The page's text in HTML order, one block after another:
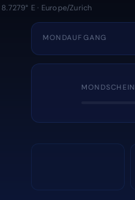
E · Europe/Zurich
MONDAUFGANG
MONDSCHEIN